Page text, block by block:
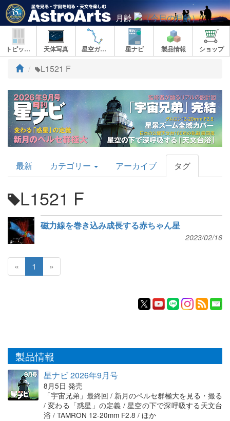
月齢
トピックス 天体写真 星空ガイド 星ナビ 製品情報 ショップ
ト
プ
L1521 F
AstroArts
Topics
最新 カテゴリー アーカイブ タグ
L1521 F
磁力線を巻き込み成長する赤ちゃん星
2023/02/16
« 1 »
製品情報
星ナビ 2026年9月号
8月5日 発売
「宇宙兄弟」最終回 / 新月のペルセ群極大を見る・撮る
/ 変わる「惑星」の定義 / 星空の下で深呼吸する天文台
浴 / TAMRON 12-20mm F2.8 / ほか